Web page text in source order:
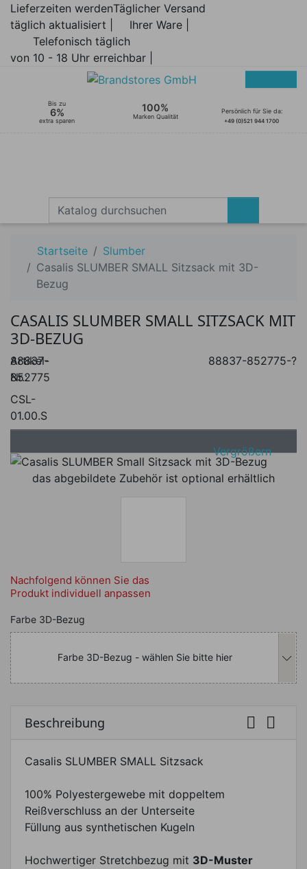
Lieferzeiten werden
täglich aktualisiert |
Täglicher Versand
Ihrer Ware |
Telefonisch täglich
von 10 - 18 Uhr erreichbar |
Bis zu
6%
extra sparen
100%
Marken Qualität
Persönlich für Sie da:
+49 (0)521 944 1700
Startseite
Slumber
Casalis SLUMBER SMALL Sitzsack mit 3D-
Bezug
CASALIS SLUMBER SMALL SITZSACK MIT
3D-BEZUG
Artikel-
Nr.:
CSL-
01.00.S
88837-
852775
88837-852775-?
Vergrößern
das abgebildete Zubehör ist optional erhältlich
Nachfolgend können Sie das
Produkt individuell anpassen
Nachfolgend können Sie das
Farbe 3D-Bezug
Farbe 3D-Bezug - wählen Sie bitte hier
Beschreibung  
Casalis SLUMBER SMALL Sitzsack
100% Polyestergewebe mit doppeltem
Reißverschluss an der Unterseite
Füllung aus synthetischen Kugeln
Hochwertiger Stretchbezug mit 3D-Muster